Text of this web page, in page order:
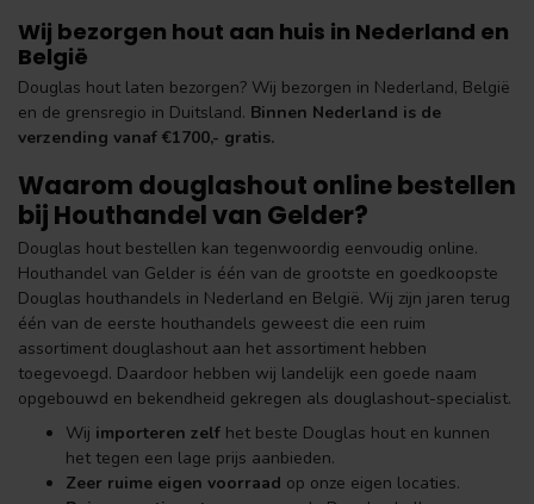
Wij bezorgen hout aan huis in Nederland en
België
Douglas hout laten bezorgen? Wij bezorgen in Nederland, België
en de grensregio in Duitsland. Binnen Nederland is de
verzending vanaf €1700,- gratis.
Waarom douglashout online bestellen
bij Houthandel van Gelder?
Douglas hout bestellen kan tegenwoordig eenvoudig online.
Houthandel van Gelder is één van de grootste en goedkoopste
Douglas houthandels in Nederland en België. Wij zijn jaren terug
één van de eerste houthandels geweest die een ruim
assortiment douglashout aan het assortiment hebben
toegevoegd. Daardoor hebben wij landelijk een goede naam
opgebouwd en bekendheid gekregen als douglashout-specialist.
Wij importeren zelf het beste Douglas hout en kunnen
het tegen een lage prijs aanbieden.
Zeer ruime eigen voorraad op onze eigen locaties.